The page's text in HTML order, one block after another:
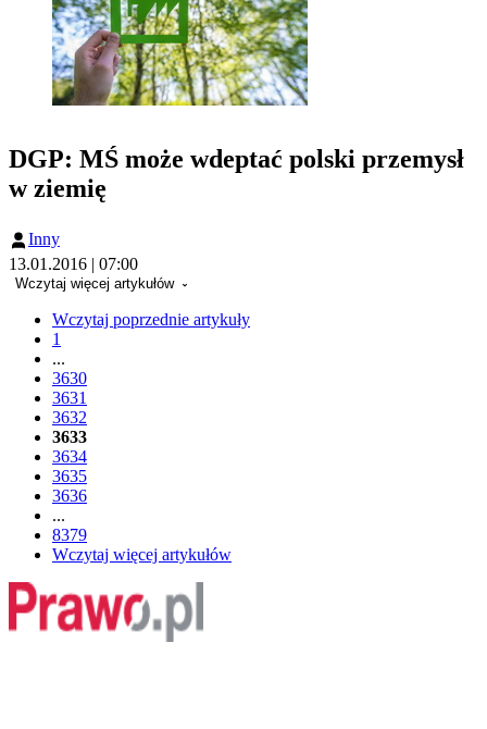
DGP: MŚ może wdeptać polski przemysł
w ziemię
Inny
13.01.2016 | 07:00
Wczytaj więcej artykułów
Wczytaj poprzednie artykuły
1
...
3630
3631
3632
3633
3634
3635
3636
...
8379
Wczytaj więcej artykułów